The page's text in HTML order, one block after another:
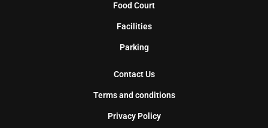
Food Court
Facilities
Parking
Contact Us
Terms and conditions
Privacy Policy